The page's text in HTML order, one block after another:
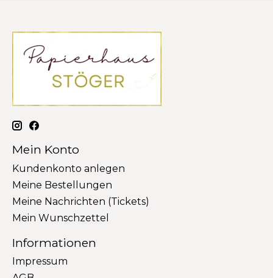
Mein Konto
Kundenkonto anlegen
Meine Bestellungen
Meine Nachrichten (Tickets)
Mein Wunschzettel
Informationen
Impressum